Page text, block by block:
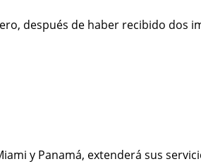
después de haber recibido dos
y Panamá, extenderá sus